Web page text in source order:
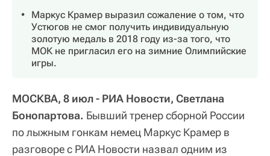
Маркус Крамер выразил сожаление о том, что
Устюгов не смог получить индивидуальную
золотую медаль в 2018 году из-за того, что
МОК не пригласил его на зимние Олимпийские
игры.
МОСКВА, 8 июл - РИА Новости, Светлана
Бонопартова. Бывший тренер сборной России
по лыжным гонкам немец Маркус Крамер в
разговоре с РИА Новости назвал одним из